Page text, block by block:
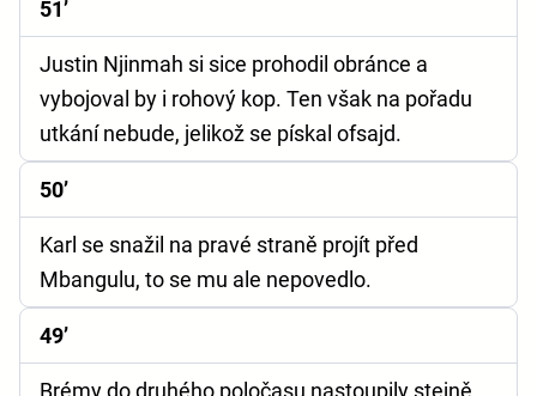
51’
Justin Njinmah si sice prohodil obránce a
vybojoval by i rohový kop. Ten však na pořadu
utkání nebude, jelikož se pískal ofsajd.
50’
Karl se snažil na pravé straně projít před
Mbangulu, to se mu ale nepovedlo.
49’
Brémy do druhého poločasu nastoupily stejně